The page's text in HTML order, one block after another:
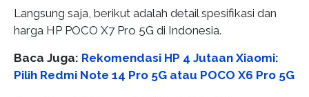
Langsung saja, berikut adalah detail spesifikasi dan
harga HP POCO X7 Pro 5G di Indonesia.
Baca Juga: Rekomendasi HP 4 Jutaan Xiaomi:
Pilih Redmi Note 14 Pro 5G atau POCO X6 Pro 5G